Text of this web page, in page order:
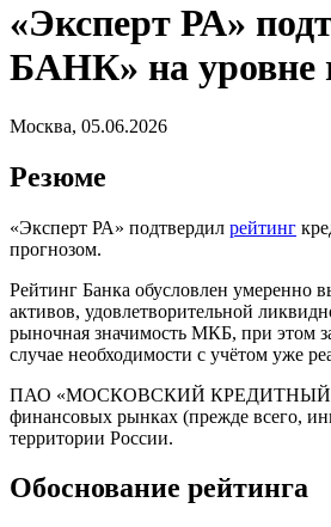
«Эксперт РА»
БАНК» на уровне
Москва, 05.06.2026
Резюме
«Эксперт РА» подтвердил рейтинг
прогнозом.
Рейтинг Банка обусловлен умеренно
активов, удовлетворительной
рыночная значимость МКБ, при этом
случае необходимости с учётом уже
ПАО «МОСКОВСКИЙ КРЕДИТНЫЙ БАНК»
финансовых рынках (прежде всего,
территории России.
Обоснование рейтинга